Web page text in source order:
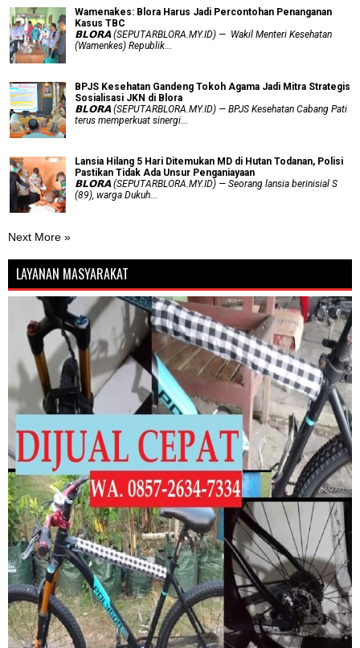
Wamenakes: Blora Harus Jadi Percontohan Penanganan
Kasus TBC
𝗕𝗟𝗢𝗥𝗔 (SEPUTARBLORA.MY.ID) — Wakil Menteri Kesehatan
(Wamenkes) Republik...
BPJS Kesehatan Gandeng Tokoh Agama Jadi Mitra Strategis
Sosialisasi JKN di Blora
𝗕𝗟𝗢𝗥𝗔 (SEPUTARBLORA.MY.ID) — BPJS Kesehatan Cabang Pati
terus memperkuat sinergi...
Lansia Hilang 5 Hari Ditemukan MD di Hutan Todanan, Polisi
Pastikan Tidak Ada Unsur Penganiayaan
𝗕𝗟𝗢𝗥𝗔 (SEPUTARBLORA.MY.ID) — Seorang lansia berinisial S
(89), warga Dukuh...
Next More »
LAYANAN MASYARAKAT